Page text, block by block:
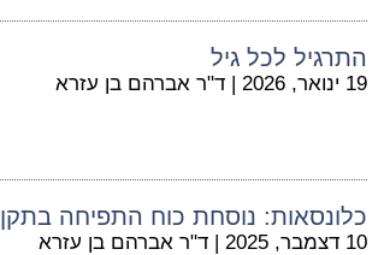
התרגיל לכל גיל
19 ינואר, 2026 | ד"ר אברהם בן עזרא
כלונסאות: נוסחת כוח התפיחה בתקן 940
10 דצמבר, 2025 | ד"ר אברהם בן עזרא